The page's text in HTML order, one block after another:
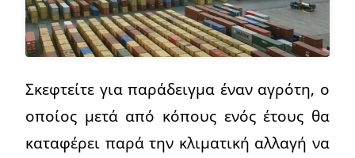
Σκεφτείτε για παράδειγμα έναν αγρότη, ο
οποίος μετά από κόπους ενός έτους θα
καταφέρει παρά την κλιματική αλλαγή να